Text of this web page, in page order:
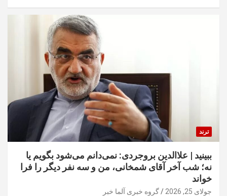
ترند
ببینید | علاالدین بروجردی: نمی‌دانم می‌شود بگویم یا
نه؛ شب آخر آقای شمخانی، من و سه نفر دیگر را فرا
خواند
جولای 25, 2026 گروه خبری آلما خبر